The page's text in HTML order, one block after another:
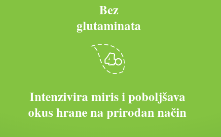
Bez
glutaminata
Intenzivira miris i poboljšava
okus hrane na prirodan način